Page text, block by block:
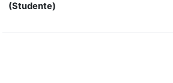
(Studente)